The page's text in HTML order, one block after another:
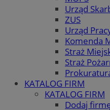
Urząd
ZUS
Urząd
Komenda
Straż
Straż
KATALOG FIRM
KATALOG FIRM
Dodaj